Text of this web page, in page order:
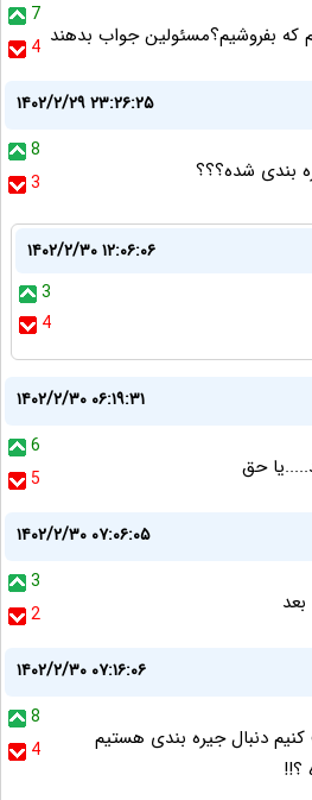
7
4 که بفروشیم؟مسئولین جواب بدهند
۱۴۰۲/۲/۲۹ ۲۳:۲۶:۲۵
8
3
بندی شده؟؟؟
۱۴۰۲/۲/۳۰ ۱۲:۰۶:۰۶
3
4
۱۴۰۲/۲/۳۰ ۰۶:۱۹:۳۱
6
5
حق
۱۴۰۲/۲/۳۰ ۰۷:۰۶:۰۵
3
2
بعد
۱۴۰۲/۲/۳۰ ۰۷:۱۶:۰۶
8
4
دنبال جیره بندی هستیم
؟!!